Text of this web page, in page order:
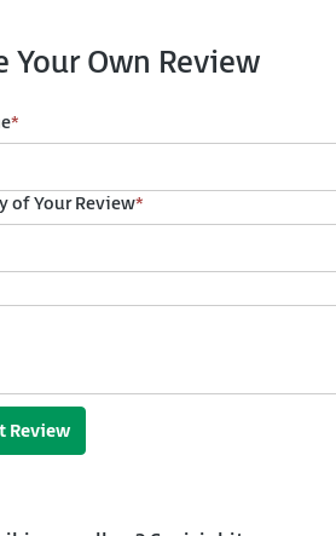
Your Own Review
*
*
of Your Review
Review